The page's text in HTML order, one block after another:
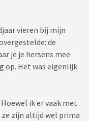
vieren bij mijn
de
je je hersens mee
op. Het was eigenlijk
ik er vaak met
ze zijn altijd wel prima